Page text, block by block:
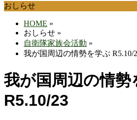
おしらせ
HOME »
おしらせ »
自衛隊家族会活動 »
我が国周辺の情勢を学ぶ R5.10/
我が国周辺の情勢
R5.10/23